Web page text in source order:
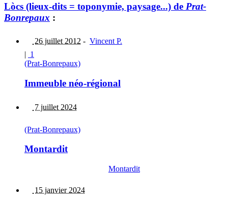
Lòcs (lieux-dits = toponymie, paysage...) de Prat-
Bonrepaux :
26 juillet 2012 - Vincent P.
| 1
(Prat-Bonrepaux)
Immeuble néo-régional
7 juillet 2024
(Prat-Bonrepaux)
Montardit
Montardit
15 janvier 2024